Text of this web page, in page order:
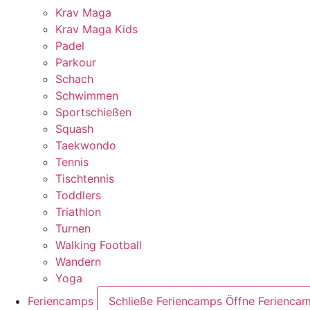
Krav Maga
Krav Maga Kids
Padel
Parkour
Schach
Schwimmen
Sportschießen
Squash
Taekwondo
Tennis
Tischtennis
Toddlers
Triathlon
Turnen
Walking Football
Wandern
Yoga
Feriencamps
Schließe Feriencamps Öffne